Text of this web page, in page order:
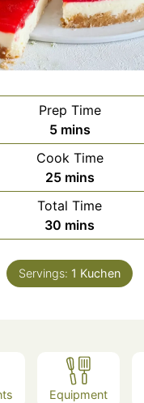
Prep Time
5m
i
n
u
t
e
s
mins
Cook Time
25m
i
n
u
e
s
mins
Total Time
30 m
i
n
u
mins
Servings: 1 Kuchen
Equipment